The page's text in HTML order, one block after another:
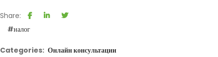
Share:
#налог
Categories: Онлайн консультации